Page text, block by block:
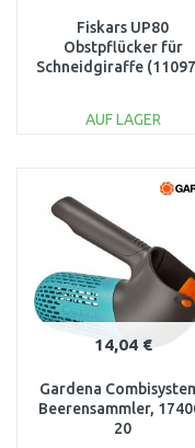
Fiskars UP80
Obstpflücker für
Schneidgiraffe
AUF LAGER
Vergleichen
14,04 €
Gardena
Beerensammler,
20